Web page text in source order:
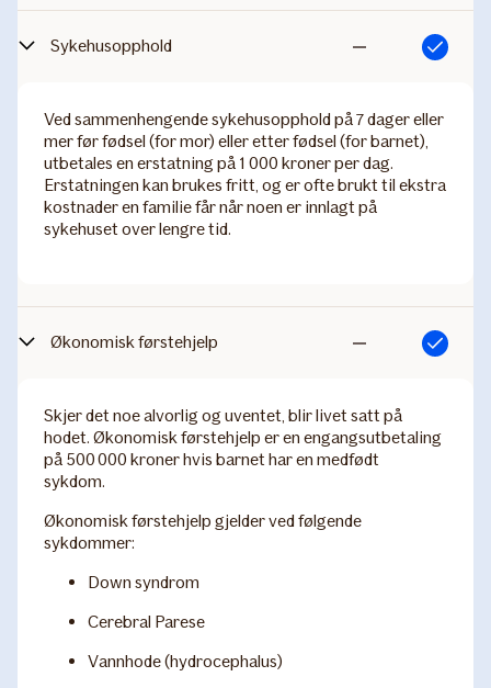
Sykehusopphold Inkludert
Ved sammenhengende sykehusopphold på 7 dager eller
mer før fødsel (for mor) eller etter fødsel (for barnet),
utbetales en erstatning på 1 000 kroner per dag.
Erstatningen kan brukes fritt, og er ofte brukt til ekstra
kostnader en familie får når noen er innlagt på
sykehuset over lengre tid.
Økonomisk førstehjelp Inkludert
Skjer det noe alvorlig og uventet, blir livet satt på
hodet. Økonomisk førstehjelp er en engangsutbetaling
på 500 000 kroner hvis barnet har en medfødt
sykdom.
Økonomisk førstehjelp gjelder ved følgende
sykdommer:
Down syndrom
Cerebral Parese
Vannhode (hydrocephalus)